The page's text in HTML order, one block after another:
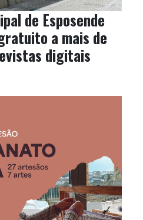
de Esposende
a mais de
digitais